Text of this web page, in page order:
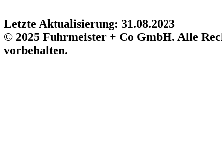
Letzte Aktualisierung: 31.08.2023
© 2025 Fuhrmeister + Co GmbH. Alle
vorbehalten.